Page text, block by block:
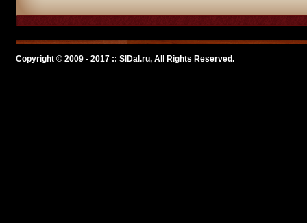
Copyright © 2009 - 2017 :: SlDal.ru, All Rights Reserved.